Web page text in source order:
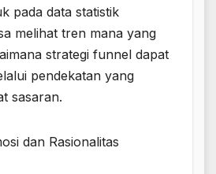
pada data statistik
melihat tren mana yang
strategi funnel dapat
pendekatan yang
sasaran.
dan Rasionalitas